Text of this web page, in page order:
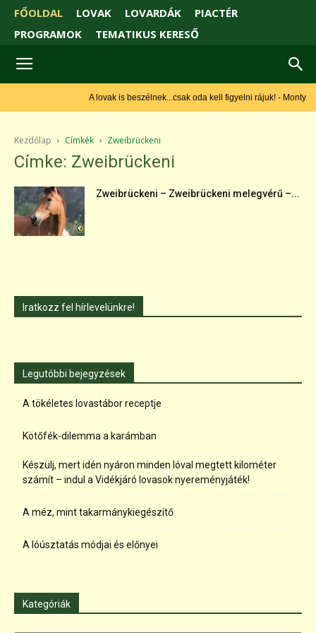
FŐOLDAL LOVAK LOVARDÁK
PIACTÉR
PROGRAMOK
TEMATIKUS KERESŐ
A lovak is beszélnek...csak oda kell figyelni rájuk! - Monty
Kezdőlap Címkék Zweibrückeni
Címke: Zweibrückeni
Zweibrückeni – Zweibrückeni melegvérű –...
Iratkozz fel hírlevelünkre!
Legutóbbi bejegyzések
A tökéletes lovastábor receptje
Kötőfék-dilemma a karámban
Készülj, mert idén nyáron minden lóval megtett kilométer
számít – indul a Vidékjáró lovasok nyereményjáték!
A méz, mint takarmánykiegészítő
A lóúsztatás módjai és előnyei
Kategóriák